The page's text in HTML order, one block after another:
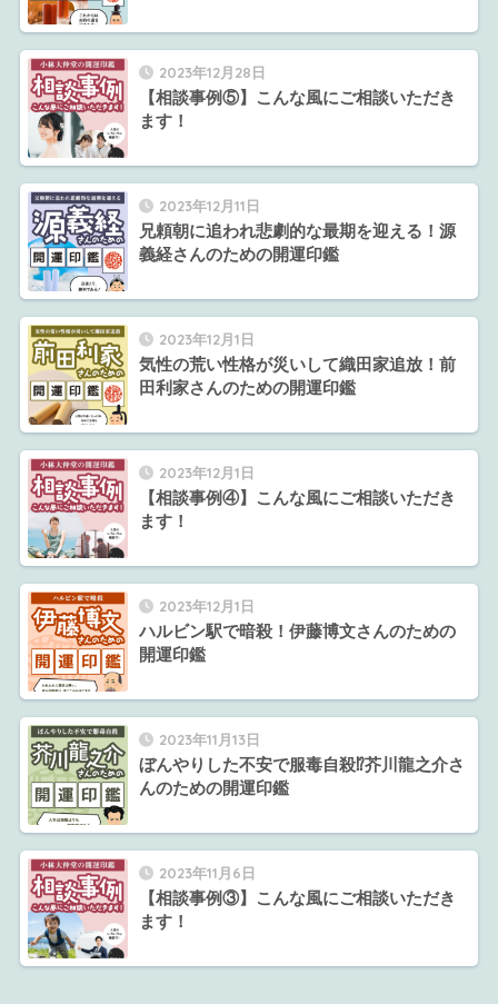
2023年12月28日
【相談事例⑤】こんな風にご相談いただき
ます！
2023年12月11日
兄頼朝に追われ悲劇的な最期を迎える！源
義経さんのための開運印鑑
2023年12月1日
気性の荒い性格が災いして織田家追放！前
田利家さんのための開運印鑑
2023年12月1日
【相談事例④】こんな風にご相談いただき
ます！
2023年12月1日
ハルビン駅で暗殺！伊藤博文さんのための
開運印鑑
2023年11月13日
ぼんやりした不安で服毒自殺⁉芥川龍之介さ
んのための開運印鑑
2023年11月6日
【相談事例③】こんな風にご相談いただき
ます！